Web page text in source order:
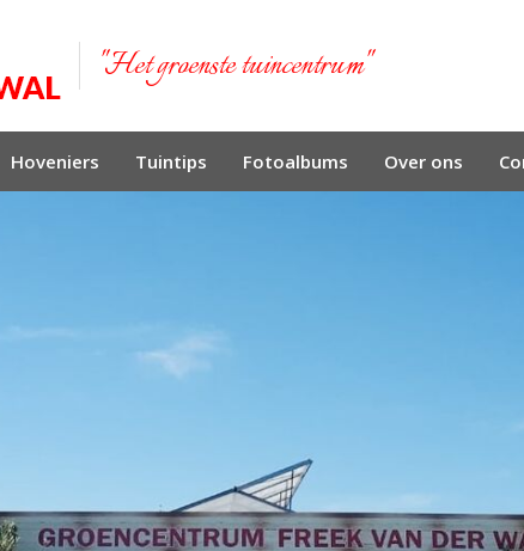
"Het groenste tuincentrum"
Hoveniers Tuintips Fotoalbums Over ons